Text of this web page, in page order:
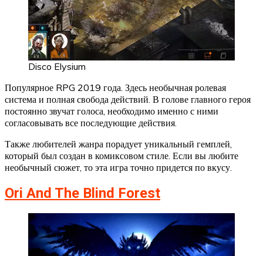
Disco Elysium
Популярное RPG 2019 года. Здесь необычная ролевая
система и полная свобода действий. В голове главного героя
постоянно звучат голоса, необходимо именно с ними
согласовывать все последующие действия.
Также любителей жанра порадует уникальный гемплей,
который был создан в комиксовом стиле. Если вы любите
необычный сюжет, то эта игра точно придется по вкусу.
Ori And The Blind Forest